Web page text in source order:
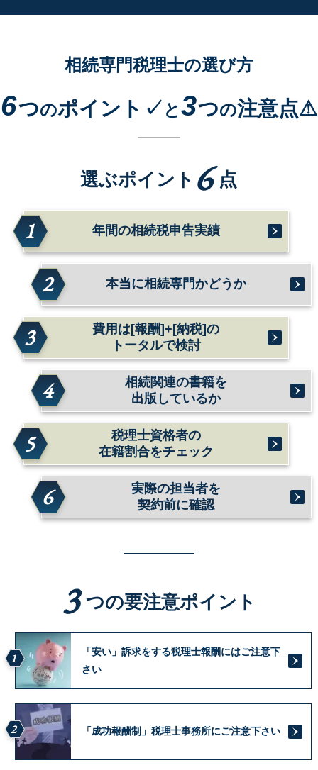
相続専門税理士の選び方
6つのポイント✓ と3つの注意点⚠
選ぶポイント 6 点
1 年間の相続税申告実績
2 本当に相続専門かどうか
3
費用は[報酬]+[納税]の
トータルで検討
4
相続関連の書籍を
出版しているか
5
税理士資格者の
在籍割合をチェック
6
実際の担当者を
契約前に確認
3 つの要注意ポイント
1
「安い」訴求をする税理士報酬にはご注意下
さい
2 「成功報酬制」税理士事務所にご注意下さい